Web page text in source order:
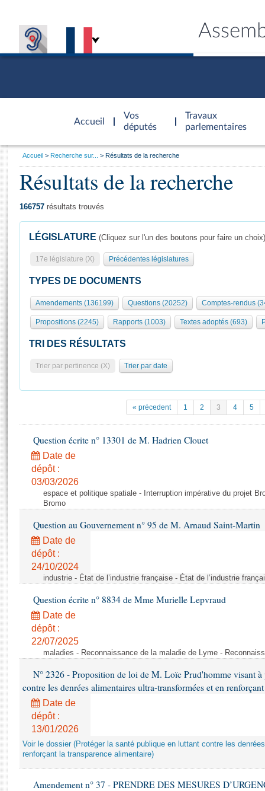
Accueil
d'accueil
Vos
députés
Travaux
parlementaires
Présidence
577 députés
Groupes politiques
Séance publique
Commissions et autres organes
Europe et International
Pétitions
Projets de loi
Propositions de loi
Amendements
Textes adoptés
Rapports législatifs
Rapports sur l'application des lois
Baromètre de l’application des lois
Dossiers législatifs
Budget et sécurité sociale
Questions écrites et orales
Comptes rendus des débats
Général
Rôle et pouvoirs de l'Assemblée
Organisation de l'Assemblée
Présidence Conférence des Présidents Bureau Collège des
Statistiques et chiffres clés
Documents de référence
( Constitution | Règlement de l'Assemblée ... )
Histoire
Juniors
Anciennes législatures
Visiter l'Assemblée
Visite virtuelle du palais Bourbon
Assister à une séance
Contacts et plan d'accès
Photos libres de droit
Vous
Accueil Recherche sur... Résultats de la recherche
Résultats de la recherche
166757 résultats trouvés
LÉGISLATURE (Cliquez sur l'un des boutons pour faire un choix)
17e législature (X) Précédentes législatures
TYPES DE DOCUMENTS
Amendements (136199) Questions (20252) Comptes-rendus
Propositions (2245) Rapports (1003) Textes adoptés (693)
TRI DES RÉSULTATS
Trier par pertinence (X) Trier par date
« précedent 1 2 3 4 5
Question écrite n° 13301 de M. Hadrien Clouet
Date de
dépôt :
03/03/2026
espace et politique spatiale - Interruption impérative du projet
Bromo
Question au Gouvernement n° 95 de M. Arnaud Saint-Martin
Date de
dépôt :
24/10/2024
industrie - État de l’industrie française - État de l’industrie
Question écrite n° 8834 de Mme Murielle Lepvraud
Date de
dépôt :
22/07/2025
maladies - Reconnaissance de la maladie de Lyme -
N° 2326 - Proposition de loi de M. Loïc Prud'homme visant
contre les denrées alimentaires ultra-transformées et en
Date de
dépôt :
13/01/2026
Voir le dossier (Protéger la santé publique en luttant contre les
renforçant la transparence alimentaire)
Amendement n° 37 - PRENDRE DES MESURES